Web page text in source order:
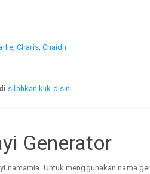
,Charis, Chaidir
silahkan klik disini
Generator
namamia. Untuk menggunakan nama